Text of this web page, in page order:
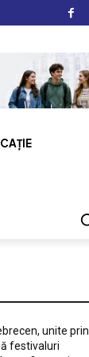
unite prin
festivaluri